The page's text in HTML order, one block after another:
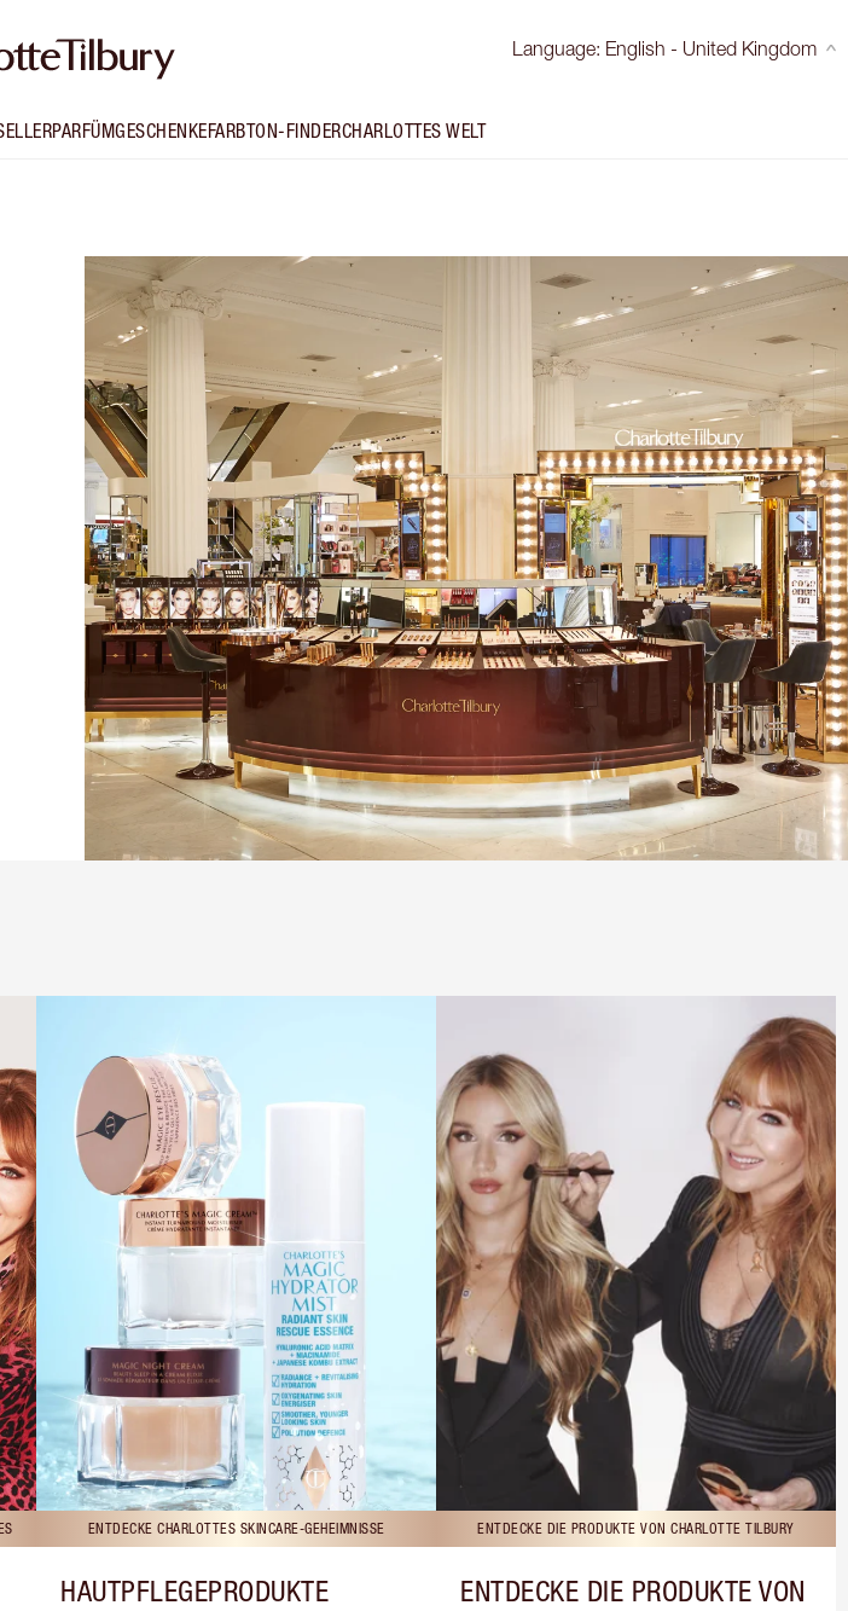
Language: English - United Kingdom
PARFÜMGESCHENKEFARBTON-FINDERCHARLOTTES WELT
ENTDECKE CHARLOTTES SKINCARE-GEHEIMNISSE
HAUTPFLEGEPRODUKTE
ENTDECKE DIE PRODUKTE VON CHARLOTTE TILBURY
ENTDECKE DIE PRODUKTE VON